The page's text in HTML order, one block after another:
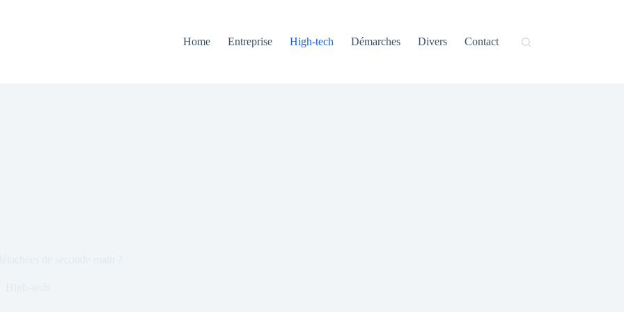
Home
Entreprise High-tech Démarches Divers Contact